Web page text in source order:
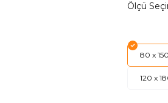
Ölçü
80 x 150
120 x